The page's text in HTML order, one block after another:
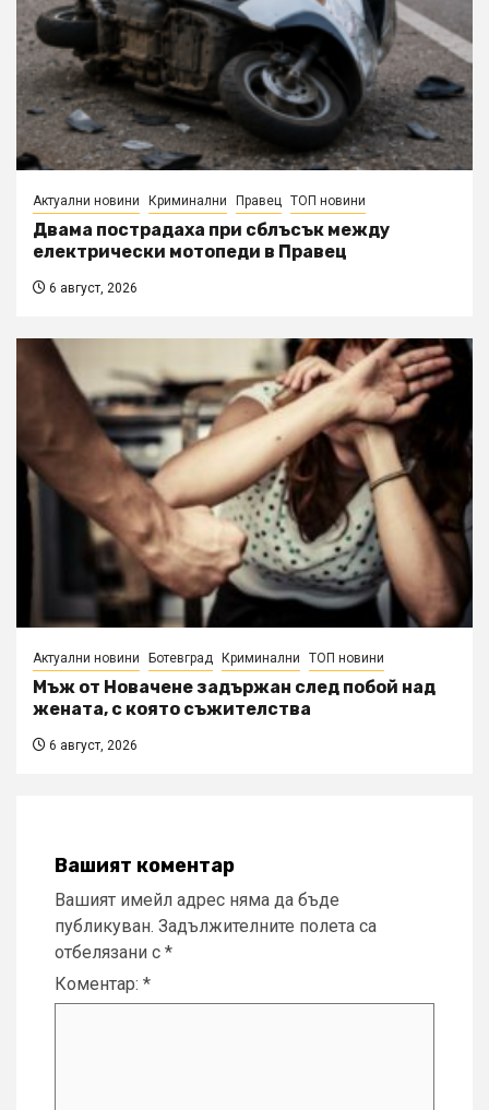
Актуални новини Криминални Правец ТОП новини
Двама пострадаха при сблъсък между
електрически мотопеди в Правец
6 август, 2026
Актуални новини Ботевград Криминални ТОП новини
Мъж от Новачене задържан след побой над
жената, с която съжителства
6 август, 2026
Вашият коментар
Вашият имейл адрес няма да бъде
публикуван. Задължителните полета са
отбелязани с *
Коментар: *